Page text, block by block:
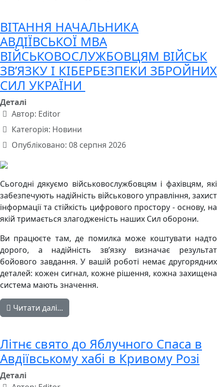
ВІТАННЯ НАЧАЛЬНИКА
АВДІЇВСЬКОЇ МВА
ВІЙСЬКОВОСЛУЖБОВЦЯМ ВІЙСЬК
ЗВʼЯЗКУ І КІБЕРБЕЗПЕКИ ЗБРОЙНИХ
СИЛ УКРАЇНИ
Деталі
Автор: Editor
Категорія: Новини
Опубліковано: 08 серпня 2026
Сьогодні дякуємо військовослужбовцям і фахівцям, які
забезпечують надійність військового управління, захист
інформації та стійкість цифрового простору - основу, на
якій тримається злагодженість наших Сил оборони.
Ви працюєте там, де помилка може коштувати надто
дорого, а надійність зв’язку визначає результат
бойового завдання. У вашій роботі немає другорядних
деталей: кожен сигнал, кожне рішення, кожна захищена
система мають значення.
Читати далі...
Літнє свято до Яблучного Спаса в
Авдіївському хабі в Кривому Розі
Деталі